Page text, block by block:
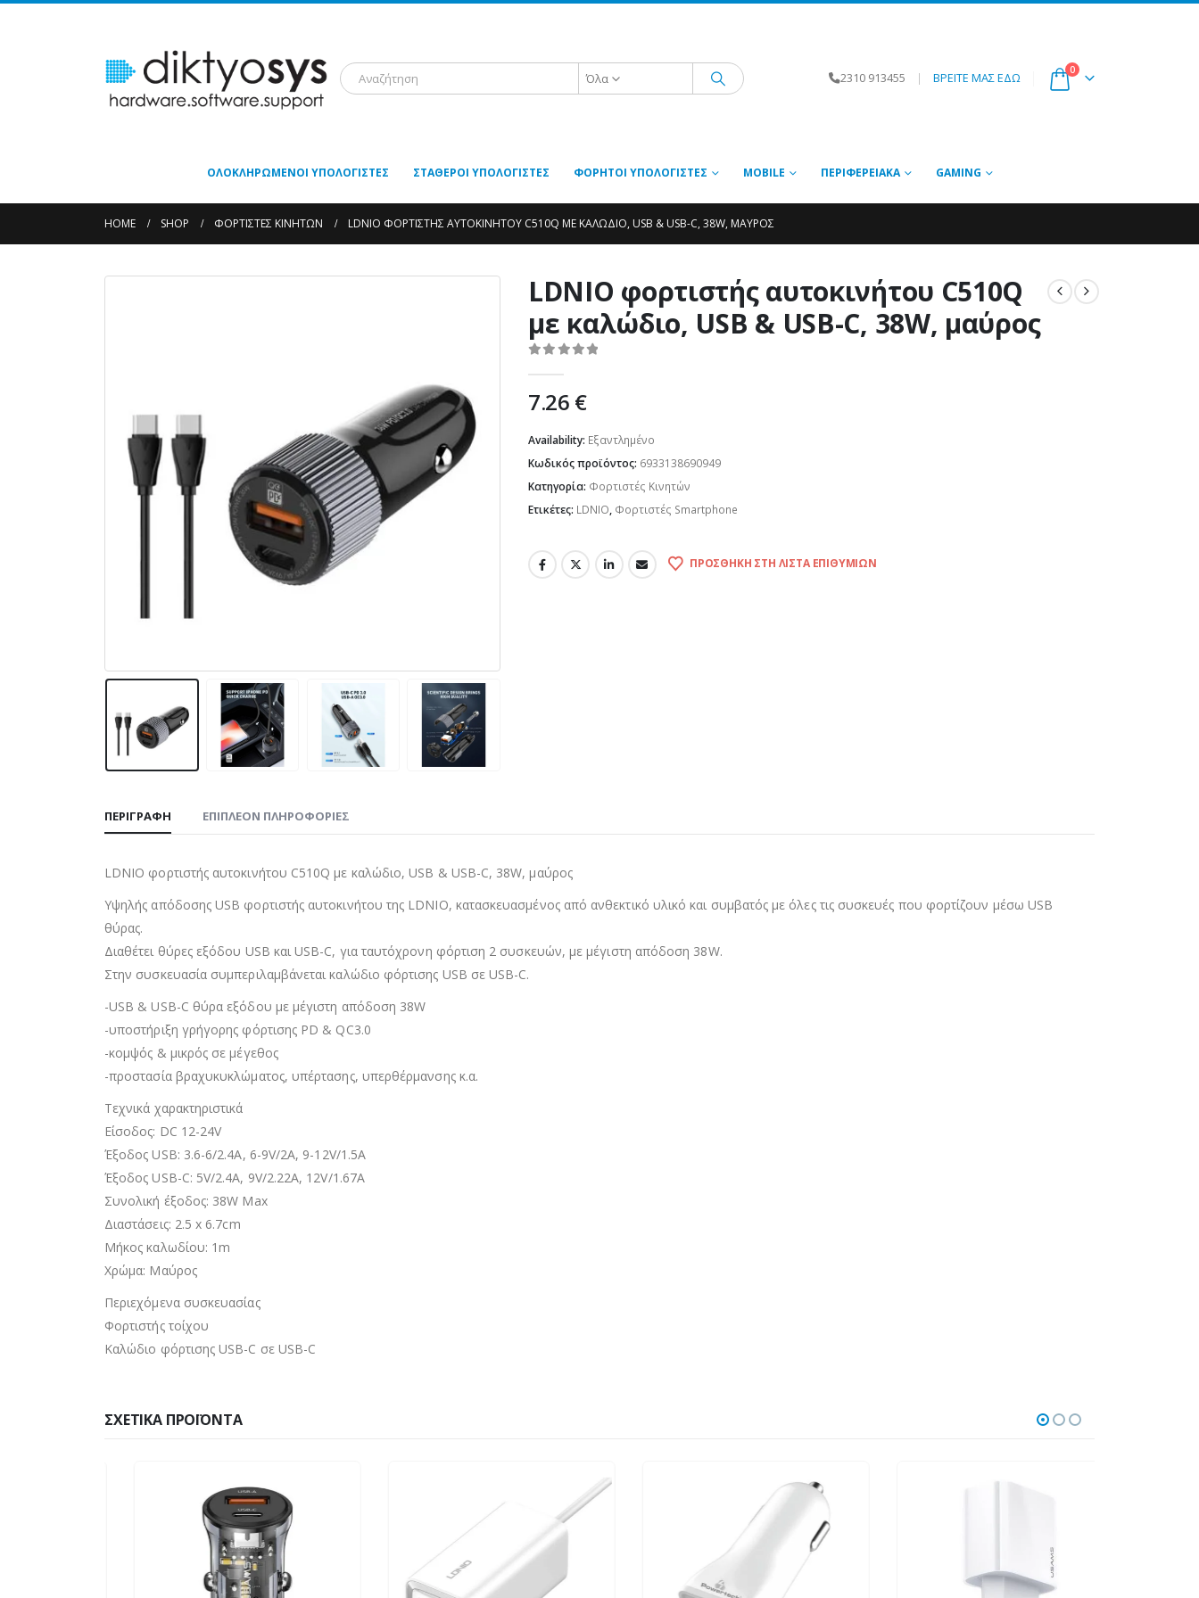
Όλα 2310 913455 | ΒΡΕΙΤΕ ΜΑΣ ΕΔΩ
0
ΟΛΟΚΛΗΡΩΜΈΝΟΙ ΥΠΟΛΟΓΙΣΤΈΣ ΣΤΑΘΕΡΟΊ ΥΠΟΛΟΓΙΣΤΈΣ ΦΟΡΗΤΟΊ ΥΠΟΛΟΓΙΣΤΈΣ MOBILE ΠΕΡΙΦΕΡΕΙΑΚΆ GAMING
HOME SHOP ΦΟΡΤΙΣΤΈΣ ΚΙΝΗΤΏΝ LDNIO ΦΟΡΤΙΣΤΉΣ ΑΥΤΟΚΙΝΉΤΟΥ C510Q ΜΕ ΚΑΛΏΔΙΟ, USB & USB-C, 38W, ΜΑΎΡΟΣ
LDNIO φορτιστής αυτοκινήτου C510Q
με καλώδιο, USB & USB-C, 38W, μαύρος
7.26 €
Availability: Εξαντλημένο
Κωδικός προϊόντος: 6933138690949
Κατηγορία: Φορτιστές Κινητών
Ετικέτες: LDNIO, Φορτιστές Smartphone
ΠΡΟΣΘΉΚΗ ΣΤΗ ΛΊΣΤΑ ΕΠΙΘΥΜΙΏΝ
ΠΕΡΙΓΡΑΦΉ ΕΠΙΠΛΈΟΝ ΠΛΗΡΟΦΟΡΊΕΣ
LDNIO φορτιστής αυτοκινήτου C510Q με καλώδιο, USB & USB-C, 38W, μαύρος
Υψηλής απόδοσης USB φορτιστής αυτοκινήτου της LDNIO, κατασκευασμένος από ανθεκτικό υλικό και συμβατός με όλες τις συσκευές που φορτίζουν μέσω USB
θύρας.
Διαθέτει θύρες εξόδου USB και USB-C, για ταυτόχρονη φόρτιση 2 συσκευών, με μέγιστη απόδοση 38W.
Στην συσκευασία συμπεριλαμβάνεται καλώδιο φόρτισης USB σε USB-C.
-USB & USB-C θύρα εξόδου με μέγιστη απόδοση 38W
-υποστήριξη γρήγορης φόρτισης PD & QC3.0
-κομψός & μικρός σε μέγεθος
-προστασία βραχυκυκλώματος, υπέρτασης, υπερθέρμανσης κ.α.
Τεχνικά χαρακτηριστικά
Είσοδος: DC 12-24V
Έξοδος USB: 3.6-6/2.4A, 6-9V/2A, 9-12V/1.5A
Έξοδος USB-C: 5V/2.4A, 9V/2.22A, 12V/1.67A
Συνολική έξοδος: 38W Max
Διαστάσεις: 2.5 x 6.7cm
Μήκος καλωδίου: 1m
Χρώμα: Μαύρος
Περιεχόμενα συσκευασίας
Φορτιστής τοίχου
Καλώδιο φόρτισης USB-C σε USB-C
ΣΧΕΤΙΚΆ ΠΡΟΪΌΝΤΑ